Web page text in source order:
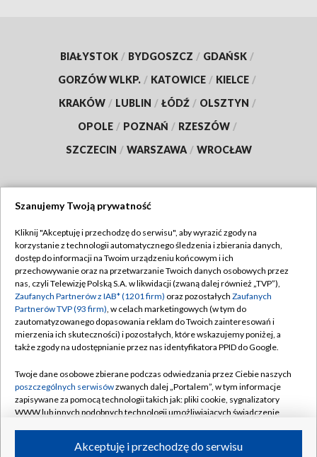
BIAŁYSTOK / BYDGOSZCZ / GDAŃSK /
GORZÓW WLKP. / KATOWICE / KIELCE /
KRAKÓW / LUBLIN / ŁÓDŹ / OLSZTYN /
OPOLE / POZNAŃ / RZESZÓW /
SZCZECIN / WARSZAWA / WROCŁAW
TVP
Abonament TVP
Emisja w TVP
Centrum informacji TVP
Naziemna Telewizja Cyfrowa
Rada Programowa
System NOS
Informacje o nadawcy
Program dla prasy
Regulamin TVP
Polityka prywatności
Moje zgody
Pomoc
Kontakt
Kanały
Szanujemy Twoją prywatność
Kliknij "Akceptuję i przechodzę do serwisu", aby wyrazić zgody na
korzystanie z technologii automatycznego śledzenia i zbierania danych,
dostęp do informacji na Twoim urządzeniu końcowym i ich
przechowywanie oraz na przetwarzanie Twoich danych osobowych przez
nas, czyli Telewizję Polską S.A. w likwidacji (zwaną dalej również „TVP”),
Zaufanych Partnerów z IAB* (1201 firm) oraz pozostałych Zaufanych
Partnerów TVP (93 firm), w celach marketingowych (w tym do
zautomatyzowanego dopasowania reklam do Twoich zainteresowań i
mierzenia ich skuteczności) i pozostałych, które wskazujemy poniżej, a
także zgody na udostępnianie przez nas identyfikatora PPID do Google.
Twoje dane osobowe zbierane podczas odwiedzania przez Ciebie naszych
poszczególnych serwisówzwanych dalej „Portalem”, w tym informacje
zapisywane za pomocą technologii takich jak: pliki cookie, sygnalizatory
WWW lub innych podobnych technologii umożliwiających świadczenie
ruchu w Internecie.Akceptuję i przechodzę do serwisu